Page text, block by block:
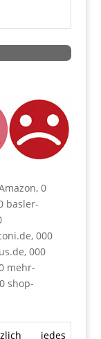
, 0
basler-
, 000
, 000
mehr-
shop-
jedes